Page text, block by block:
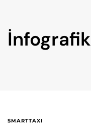
İnfografik
SMARTTAXI